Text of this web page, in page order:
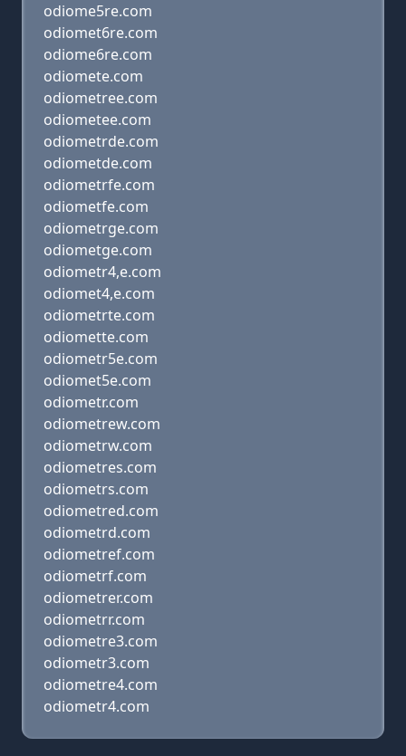
odiome5re.com
odiomet6re.com
odiome6re.com
odiomete.com
odiometree.com
odiometee.com
odiometrde.com
odiometde.com
odiometrfe.com
odiometfe.com
odiometrge.com
odiometge.com
odiometr4,e.com
odiomet4,e.com
odiometrte.com
odiomette.com
odiometr5e.com
odiomet5e.com
odiometr.com
odiometrew.com
odiometrw.com
odiometres.com
odiometrs.com
odiometred.com
odiometrd.com
odiometref.com
odiometrf.com
odiometrer.com
odiometrr.com
odiometre3.com
odiometr3.com
odiometre4.com
odiometr4.com